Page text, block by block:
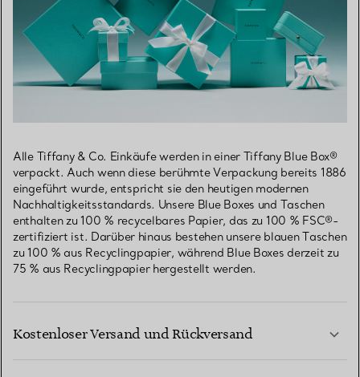
Alle Tiffany & Co. Einkäufe werden in einer Tiffany Blue Box®
verpackt. Auch wenn diese berühmte Verpackung bereits 1886
eingeführt wurde, entspricht sie den heutigen modernen
Nachhaltigkeitsstandards. Unsere Blue Boxes und Taschen
enthalten zu 100 % recycelbares Papier, das zu 100 % FSC®-
zertifiziert ist. Darüber hinaus bestehen unsere blauen Taschen
zu 100 % aus Recyclingpapier, während Blue Boxes derzeit zu
75 % aus Recyclingpapier hergestellt werden.
Kostenloser Versand und Rückversand